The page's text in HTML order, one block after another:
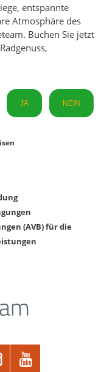
entspannte
Atmosphäre des
Buchen Sie jetzt
JA NEIN
(AVB) für die